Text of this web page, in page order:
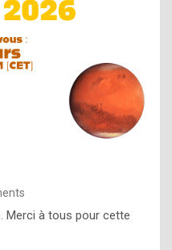
Merci à tous pour cette